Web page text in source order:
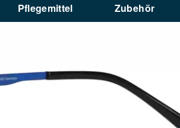
Pflegemittel Zubehör